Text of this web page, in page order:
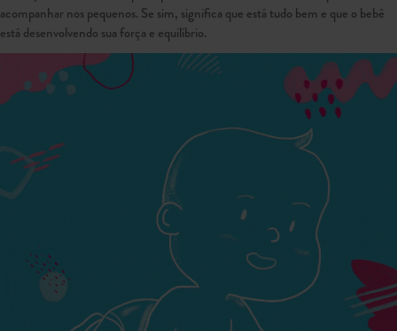
acompanhar nos pequenos. Se sim, significa que está tudo bem e que o bebê
está desenvolvendo sua força e equilíbrio.